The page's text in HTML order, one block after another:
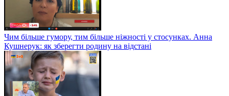
Чим більше гумору, тим більше ніжності у стосунках. Анна
Кушнерук: як зберегти родину на відстані